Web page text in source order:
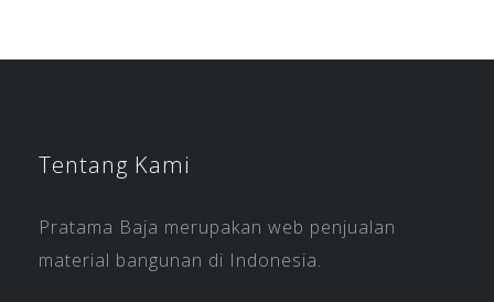
Tentang Kami
Pratama Baja merupakan web penjualan
material bangunan di Indonesia.